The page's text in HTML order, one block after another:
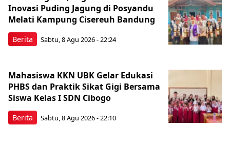
Berita
Inovasi Puding Jagung di Posyandu
Melati Kampung Cisereuh Bandung
Sabtu, 8 Agu 2026 - 22:24
Berita
Mahasiswa KKN UBK Gelar Edukasi
PHBS dan Praktik Sikat Gigi Bersama
Siswa Kelas I SDN Cibogo
Sabtu, 8 Agu 2026 - 22:10